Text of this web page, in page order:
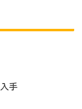
手